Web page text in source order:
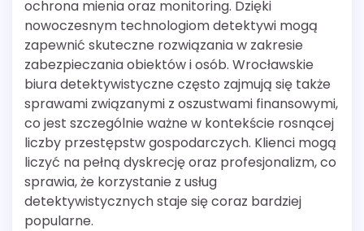
ochrona mienia oraz monitoring. Dzięki
nowoczesnym technologiom detektywi mogą
zapewnić skuteczne rozwiązania w zakresie
zabezpieczania obiektów i osób. Wrocławskie
biura detektywistyczne często zajmują się także
sprawami związanymi z oszustwami finansowymi,
co jest szczególnie ważne w kontekście rosnącej
liczby przestępstw gospodarczych. Klienci mogą
liczyć na pełną dyskrecję oraz profesjonalizm, co
sprawia, że korzystanie z usług
detektywistycznych staje się coraz bardziej
popularne.